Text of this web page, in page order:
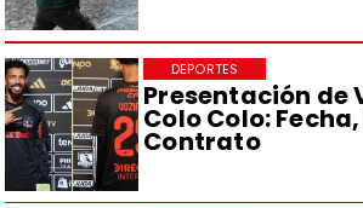
Presentación de
Colo Colo:
Contrato
DEPORTES